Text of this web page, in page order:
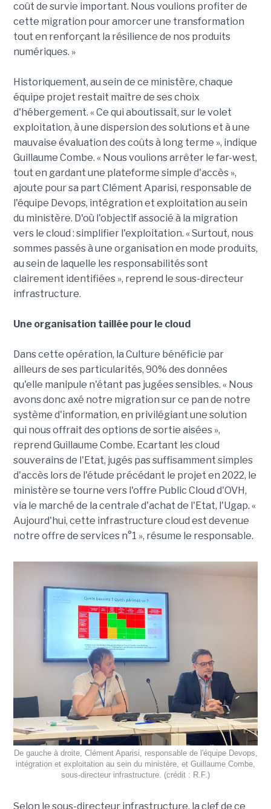
coût de survie important. Nous voulions profiter de
cette migration pour amorcer une transformation
tout en renforçant la résilience de nos produits
numériques. »
Historiquement, au sein de ce ministère, chaque
équipe projet restait maître de ses choix
d'hébergement. « Ce qui aboutissait, sur le volet
exploitation, à une dispersion des solutions et à une
mauvaise évaluation des coûts à long terme », indique
Guillaume Combe. « Nous voulions arrêter le far-west,
tout en gardant une plateforme simple d'accès »,
ajoute pour sa part Clément Aparisi, responsable de
l'équipe Devops, intégration et exploitation au sein
du ministère. D'où l'objectif associé à la migration
vers le cloud : simplifier l'exploitation. « Surtout, nous
sommes passés à une organisation en mode produits,
au sein de laquelle les responsabilités sont
clairement identifiées », reprend le sous-directeur
infrastructure.
Une organisation taillée pour le cloud
Dans cette opération, la Culture bénéficie par
ailleurs de ses particularités, 90% des données
qu'elle manipule n'étant pas jugées sensibles. « Nous
avons donc axé notre migration sur ce pan de notre
système d'information, en privilégiant une solution
qui nous offrait des options de sortie aisées »,
reprend Guillaume Combe. Ecartant les cloud
souverains de l'Etat, jugés pas suffisamment simples
d'accès lors de l'étude précédant le projet en 2022, le
ministère se tourne vers l'offre Public Cloud d'OVH,
via le marché de la centrale d'achat de l'Etat, l'Ugap. «
Aujourd'hui, cette infrastructure cloud est devenue
notre offre de services n°1 », résume le responsable.
De gauche à droite, Clément Aparisi, responsable de l'équipe Devops,
intégration et exploitation au sein du ministère, et Guillaume Combe,
sous-directeur infrastructure. (crédit : R.F.)
Selon le sous-directeur infrastructure, la clef de ce